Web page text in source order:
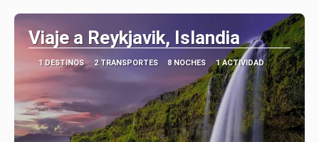
Viaje a Reykjavik, Islandia
1 DESTINOS 2 TRANSPORTES 8 NOCHES 1 ACTIVIDAD